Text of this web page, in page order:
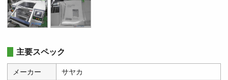
主要スペック
メーカー サヤカ